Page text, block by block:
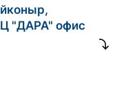
"ДАРА" офис